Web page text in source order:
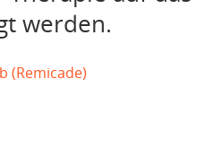
werden.
(Remicade)